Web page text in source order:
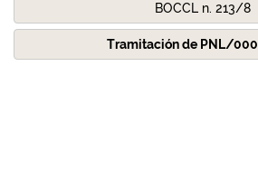
BOCCL n. 213/8
Tramitación de PNL/